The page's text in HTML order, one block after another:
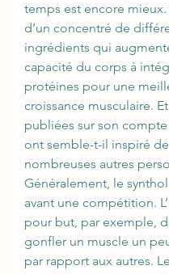
temps est encore mieux.
d’un concentré de
ingrédients qui
capacité du corps à
protéines pour une
croissance musculaire.
publiées sur son
ont semble-t-il inspiré de
nombreuses autres
Généralement, le
avant une compétition.
pour but, par exemple,
gonfler un muscle un
par rapport aux autres.